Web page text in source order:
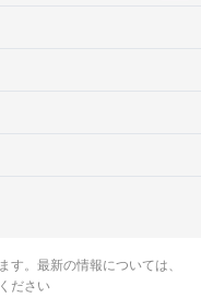
。最新の情報については、
ださい